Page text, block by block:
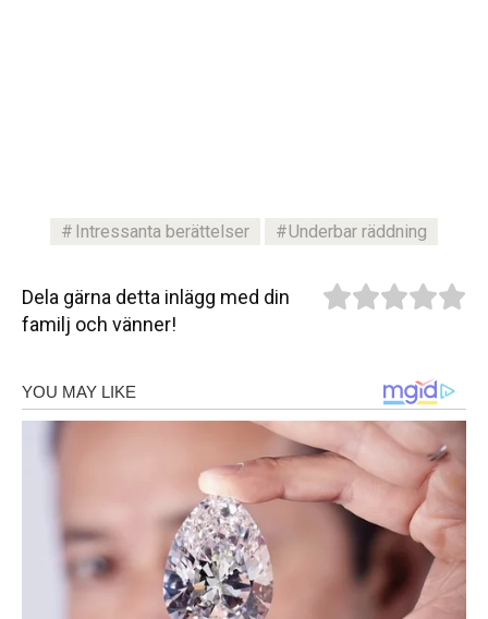
Intressanta berättelser Underbar räddning
Dela gärna detta inlägg med din
familj och vänner!